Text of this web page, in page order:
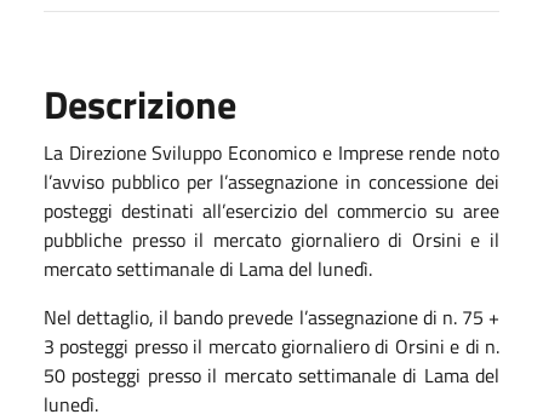
Descrizione
La Direzione Sviluppo Economico e Imprese rende noto
l’avviso pubblico per l’assegnazione in concessione dei
posteggi destinati all’esercizio del commercio su aree
pubbliche presso il mercato giornaliero di Orsini e il
mercato settimanale di Lama del lunedì.
Nel dettaglio, il bando prevede l’assegnazione di n. 75 +
3 posteggi presso il mercato giornaliero di Orsini e di n.
50 posteggi presso il mercato settimanale di Lama del
lunedì.